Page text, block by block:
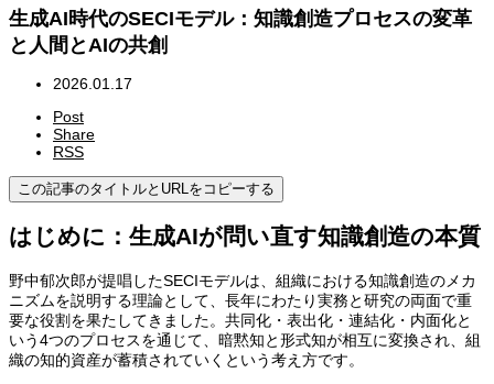
生成AI時代のSECIモデル：知識創造プロセスの変革
と人間とAIの共創
2026.01.17
Post
Share
RSS
この記事のタイトルとURLをコピーする
はじめに：生成AIが問い直す知識創造の本質
野中郁次郎が提唱したSECIモデルは、組織における知識創造のメカ
ニズムを説明する理論として、長年にわたり実務と研究の両面で重
要な役割を果たしてきました。共同化・表出化・連結化・内面化と
いう4つのプロセスを通じて、暗黙知と形式知が相互に変換され、組
織の知的資産が蓄積されていくという考え方です。